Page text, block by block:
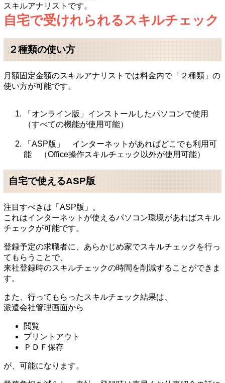
スキルアナリストです。
自宅で受けれられるスキルチェック
２種類の使い方
月額固定金額のスキルアナリストでは料金内で「２種類」の
使い方が可能です。
「オンライン版」インストールしたパソコンで使用
（すべての機能が使用可能）
「ASP版」 インターネットがあればどこでも利用可
能 （Office操作スキルチェック以外が使用可能）
自宅で使えるASP版
注目すべきは「ASP版」。
これはインターネットが使えるパソコン環境があればスキル
チェックが可能です。
登録予定の求職者に、あらかじめ家でスキルチェックを行っ
てもらうことで、
来社登録時のスキルチェックの時間を削減することができま
す。
また、行ってもらったスキルチェック結果は、
派遣会社管理画面から
閲覧
プリントアウト
ＰＤＦ保存
が、可能になります。